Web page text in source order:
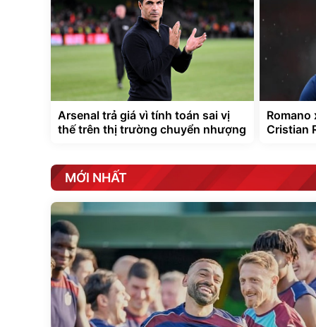
Arsenal trả giá vì tính toán sai vị
thế trên thị trường chuyển nhượng
Romano
Cristian
MỚI NHẤT